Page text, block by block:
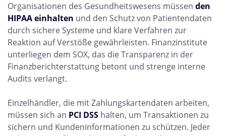
Organisationen des Gesundheitswesens müssen den
HIPAA einhalten und den Schutz von Patientendaten
durch sichere Systeme und klare Verfahren zur
Reaktion auf Verstöße gewährleisten. Finanzinstitute
unterliegen dem SOX, das die Transparenz in der
Finanzberichterstattung betont und strenge interne
Audits verlangt.
Einzelhändler, die mit Zahlungskartendaten arbeiten,
müssen sich an PCI DSS halten, um Transaktionen zu
sichern und Kundeninformationen zu schützen. Jeder